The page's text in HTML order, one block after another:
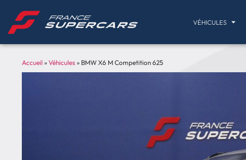
VÉHICULES
Accueil»Véhicules» BMW X6 M Competition 625